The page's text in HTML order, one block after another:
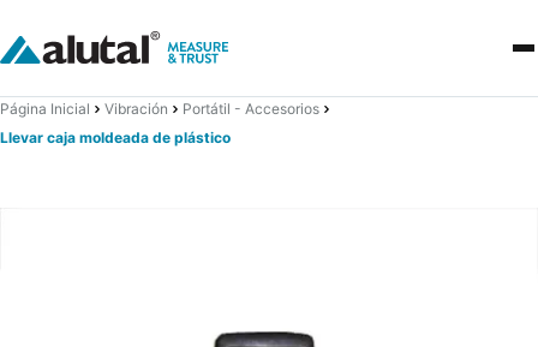
Página Inicial Vibración
Portátil - Accesorios
Llevar caja moldeada de plástico